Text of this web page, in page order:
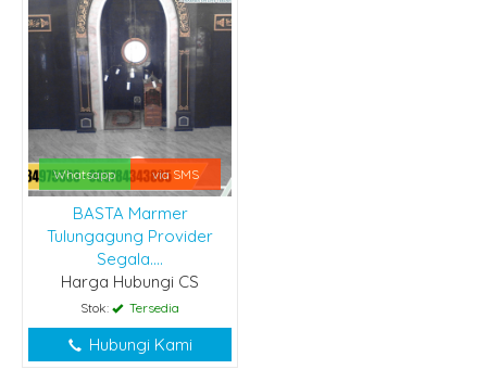
Whatsapp via SMS
BASTA Marmer
Tulungagung Provider
Segala....
Harga Hubungi CS
Stok: Tersedia
Hubungi Kami